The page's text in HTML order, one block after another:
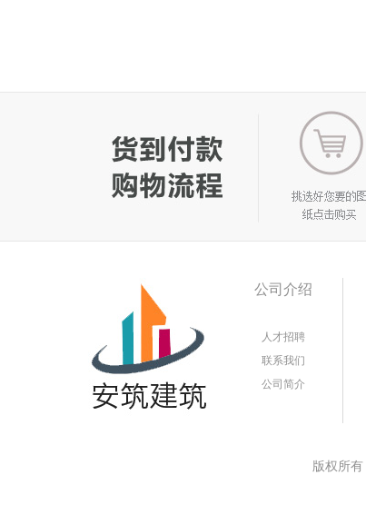
公司介绍
人才招聘
联系我们
公司简介
版权所有